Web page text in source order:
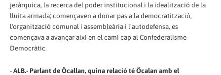
jeràrquica, la recerca del poder institucional i la idealització de la
lluita armada; començaven a donar pas a la democratització,
l'organització comunal i assembleària i l'autodefensa, es
començava a avançar així en el camí cap al Confederalisme
Democràtic.
-ALB.- Parlant de Öcallan, quina relació té Öcalan amb el